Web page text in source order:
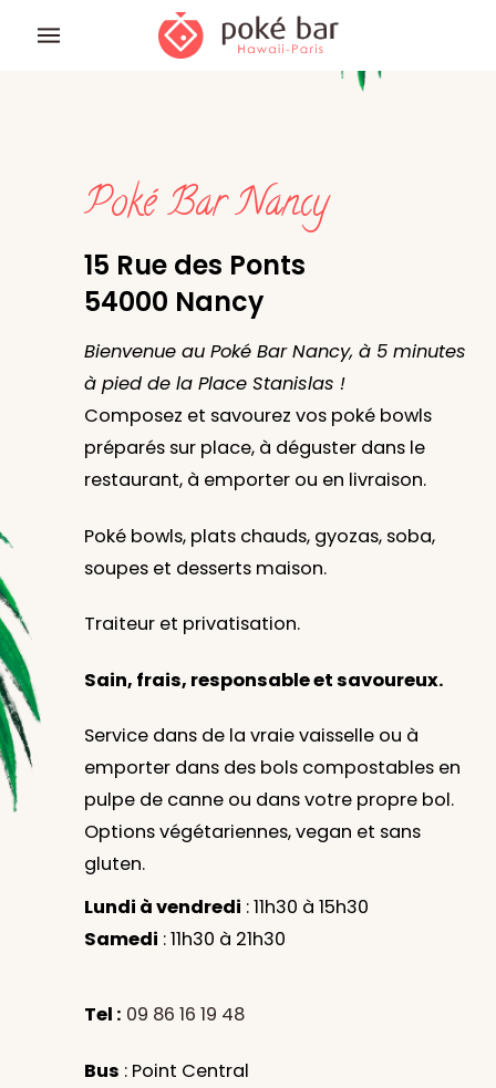
Poké Bar Nancy
15 Rue des Ponts
54000 Nancy
Bienvenue au Poké Bar Nancy, à 5 minutes
à pied de la Place Stanislas !
Composez et savourez vos poké bowls
préparés sur place, à déguster dans le
restaurant, à emporter ou en livraison.
Poké bowls, plats chauds, gyozas, soba,
soupes et desserts maison.
Traiteur et privatisation.
Sain, frais, responsable et savoureux.
Service dans de la vraie vaisselle ou à
emporter dans des bols compostables en
pulpe de canne ou dans votre propre bol.
Options végétariennes, vegan et sans
gluten.
Lundi à vendredi : 11h30 à 15h30
Samedi : 11h30 à 21h30
Tel : 09 86 16 19 48
Bus : Point Central